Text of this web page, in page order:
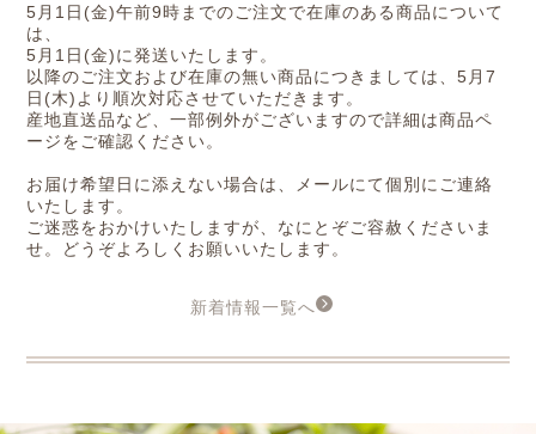
5月1日(金)午前9時までのご注文で在庫のある商品について
は、
5月1日(金)に発送いたします。
以降のご注文および在庫の無い商品につきましては、5月7
日(木)より順次対応させていただきます。
産地直送品など、一部例外がございますので詳細は商品ペ
ージをご確認ください。
お届け希望日に添えない場合は、メールにて個別にご連絡
いたします。
ご迷惑をおかけいたしますが、なにとぞご容赦くださいま
せ。どうぞよろしくお願いいたします。
新着情報一覧へ